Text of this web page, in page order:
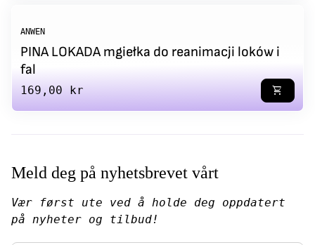
ANWEN
PINA LOKADA mgiełka do reanimacji loków i
fal
Regular price
169,00 kr shopping_cart
Meld deg på nyhetsbrevet vårt
Vær først ute ved å holde deg oppdatert
på nyheter og tilbud!